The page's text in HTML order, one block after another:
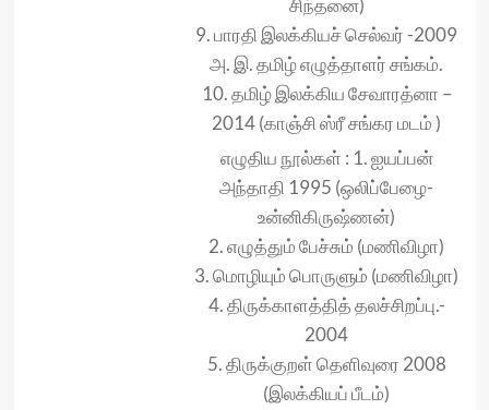
சிந்தனை)
9. பாரதி இலக்கியச் செல்வர் -2009
அ. இ. தமிழ் எழுத்தாளர் சங்கம்.
10. தமிழ் இலக்கிய சேவாரத்னா –
2014 (காஞ்சி ஸ்ரீ சங்கர மடம் )
எழுதிய நூல்கள் : 1. ஐயப்பன்
அந்தாதி 1995 (ஒலிப்பேழை-
உன்னிகிருஷ்ணன்)
2. எழுத்தும் பேச்சும் (மணிவிழா)
3. மொழியும் பொருளும் (மணிவிழா)
4. திருக்காளத்தித் தலச்சிறப்பு.-
2004
5. திருக்குறள் தெளிவுரை 2008
(இலக்கியப் பீடம்)